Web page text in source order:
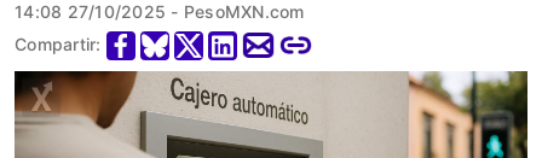
14:08 27/10/2025 - PesoMXN.com
Compartir: